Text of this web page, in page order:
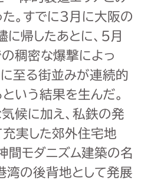
。すでに3月に大阪の
帰したあとに、5月
稠密な爆撃によっ
至る街並みが連続的
いう結果を生んだ。
候に加え、私鉄の発
実した郊外住宅地
間モダニズム建築の名
湾の後背地として発展